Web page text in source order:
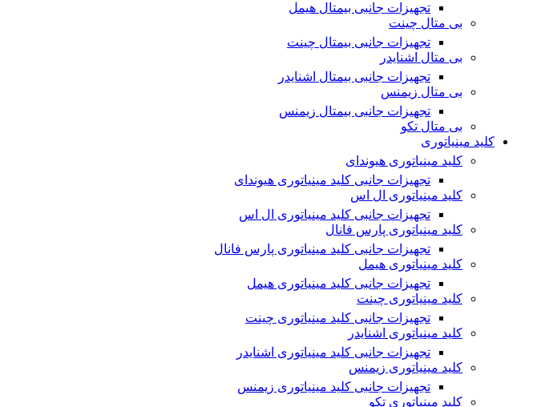
تجهیزات جانبی بیمتال هیمل
بی متال چینت
تجهیزات جانبی بیمتال چینت
بی متال اشنایدر
تجهیزات جانبی بیمتال اشنایدر
بی متال زیمنس
تجهیزات جانبی بیمتال زیمنس
بی متال تکو
کلید مینیاتوری
کلید مینیاتوری هیوندای
تجهیزات جانبی کلید مینیاتوری هیوندای
کلید مینیاتوری ال اس
تجهیزات جانبی کلید مینیاتوری ال اس
کلید مینیاتوری پارس فانال
تجهیزات جانبی کلید مینیاتوری پارس فانال
کلید مینیاتوری هیمل
تجهیزات جانبی کلید مینیاتوری هیمل
کلید مینیاتوری چینت
تجهیزات جانبی کلید مینیاتوری چینت
کلید مینیاتوری اشنایدر
تجهیزات جانبی کلید مینیاتوری اشنایدر
کلید مینیاتوری زیمنس
تجهیزات جانبی کلید مینیاتوری زیمنس
کلید مینیاتوری تکو